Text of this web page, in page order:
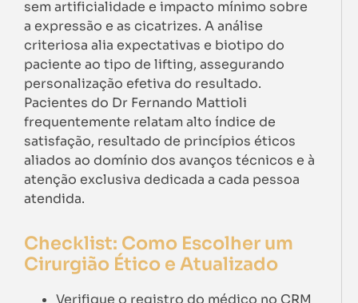
sem artificialidade e impacto mínimo sobre
a expressão e as cicatrizes. A análise
criteriosa alia expectativas e biotipo do
paciente ao tipo de lifting, assegurando
personalização efetiva do resultado.
Pacientes do Dr Fernando Mattioli
frequentemente relatam alto índice de
satisfação, resultado de princípios éticos
aliados ao domínio dos avanços técnicos e à
atenção exclusiva dedicada a cada pessoa
atendida.
Checklist: Como Escolher um
Cirurgião Ético e Atualizado
Verifique o registro do médico no CRM